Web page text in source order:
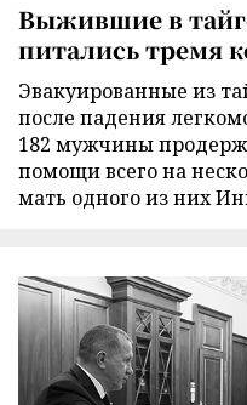
Выжившие в
питались тремя
Эвакуированные из
после падения
182 мужчины
помощи всего на
мать одного из них